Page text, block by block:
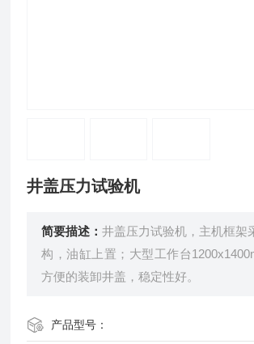
井盖压力试验机
简要描述：井盖压力试验机，主机框架
构，油缸上置；大型工作台
方便的装卸井盖，稳定性好。
产品型号：